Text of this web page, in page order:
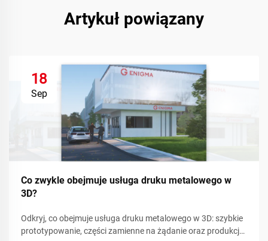
Artykuł powiązany
18
Sep
Co zwykle obejmuje usługa druku metalowego w
3D?
Odkryj, co obejmuje usługa druku metalowego w 3D: szybkie
prototypowanie, części zamienne na żądanie oraz produkcja